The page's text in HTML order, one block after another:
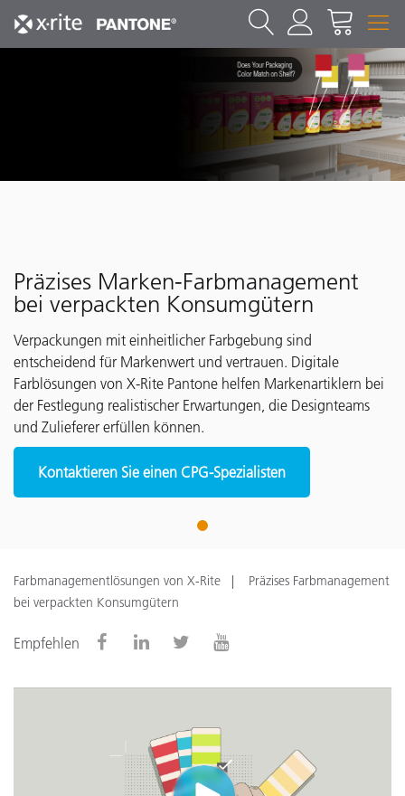
Präzises Marken-Farbmanagement
bei verpackten Konsumgütern
Verpackungen mit einheitlicher Farbgebung sind
entscheidend für Markenwert und vertrauen. Digitale
Farblösungen von X-Rite Pantone helfen Markenartiklern bei
der Festlegung realistischer Erwartungen, die Designteams
und Zulieferer erfüllen können.
Kontaktieren Sie einen CPG-Spezialisten
1
Farbmanagementlösungen von X-Rite
Präzises Farbmanagement
bei verpackten Konsumgütern
Empfehlen